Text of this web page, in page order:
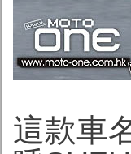
這款車